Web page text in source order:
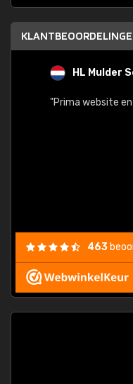
HL Mulder
"Prima website
463